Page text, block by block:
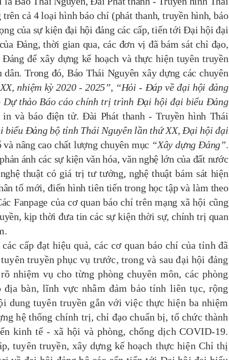
cả 4 loại hình báo chí (phát thanh, truyền hình, báo
của sự kiện đại hội đảng các cấp, tiến tới Đại hội đại
Đảng, thời gian qua, các đơn vị đã bám sát chỉ đạo,
để xây dựng kế hoạch và thực hiện tuyên truyền
Trong đó, Báo Thái Nguyên xây dựng các chuyên
nhiệm kỳ 2020 - 2025”, “Hỏi - Đáp về đại hội đảng
Dự thảo Báo cáo chính trị trình Đại hội đại biểu Đảng
in và báo điện tử. Đài Phát thanh - Truyền hình Thái
biểu Đảng bộ tỉnh Thái Nguyên lần thứ XX,Đại hội đại
và nâng cao chất lượng chuyên mục “Xây dựng Đảng”.
ánh các sự kiện văn hóa, văn nghệ lớn của đất nước
thuật có giá trị tư tưởng, nghệ thuậtbám sát hiện
tố mới, điển hình tiên tiến trong học tập và làm theo
Fanpage của cơ quan báo chí trên mạng xã hội cũng
kịp thời đưa tin các sự kiện thời sự, chính trị quan
cấp đạt hiệu quả, các cơ quan báo chí của tỉnh đã
truyền phục vụ trước, trong và sau đại hội đảng
nhiệm vụ cho từng phòng chuyên môn, các phòng
bàn, lĩnh vực nhằm đảm bảo tính liên tục, rộng
dung tuyên truyền gắn với việc thực hiện ba nhiệm
hệ thống chính trị, chỉ đạo chuẩn bị, tổ chức thành
kinh tế - xã hội và phòng, chống dịch COVID-19.
tuyên truyền, xây dựng kế hoạch thực hiện Chỉ thị